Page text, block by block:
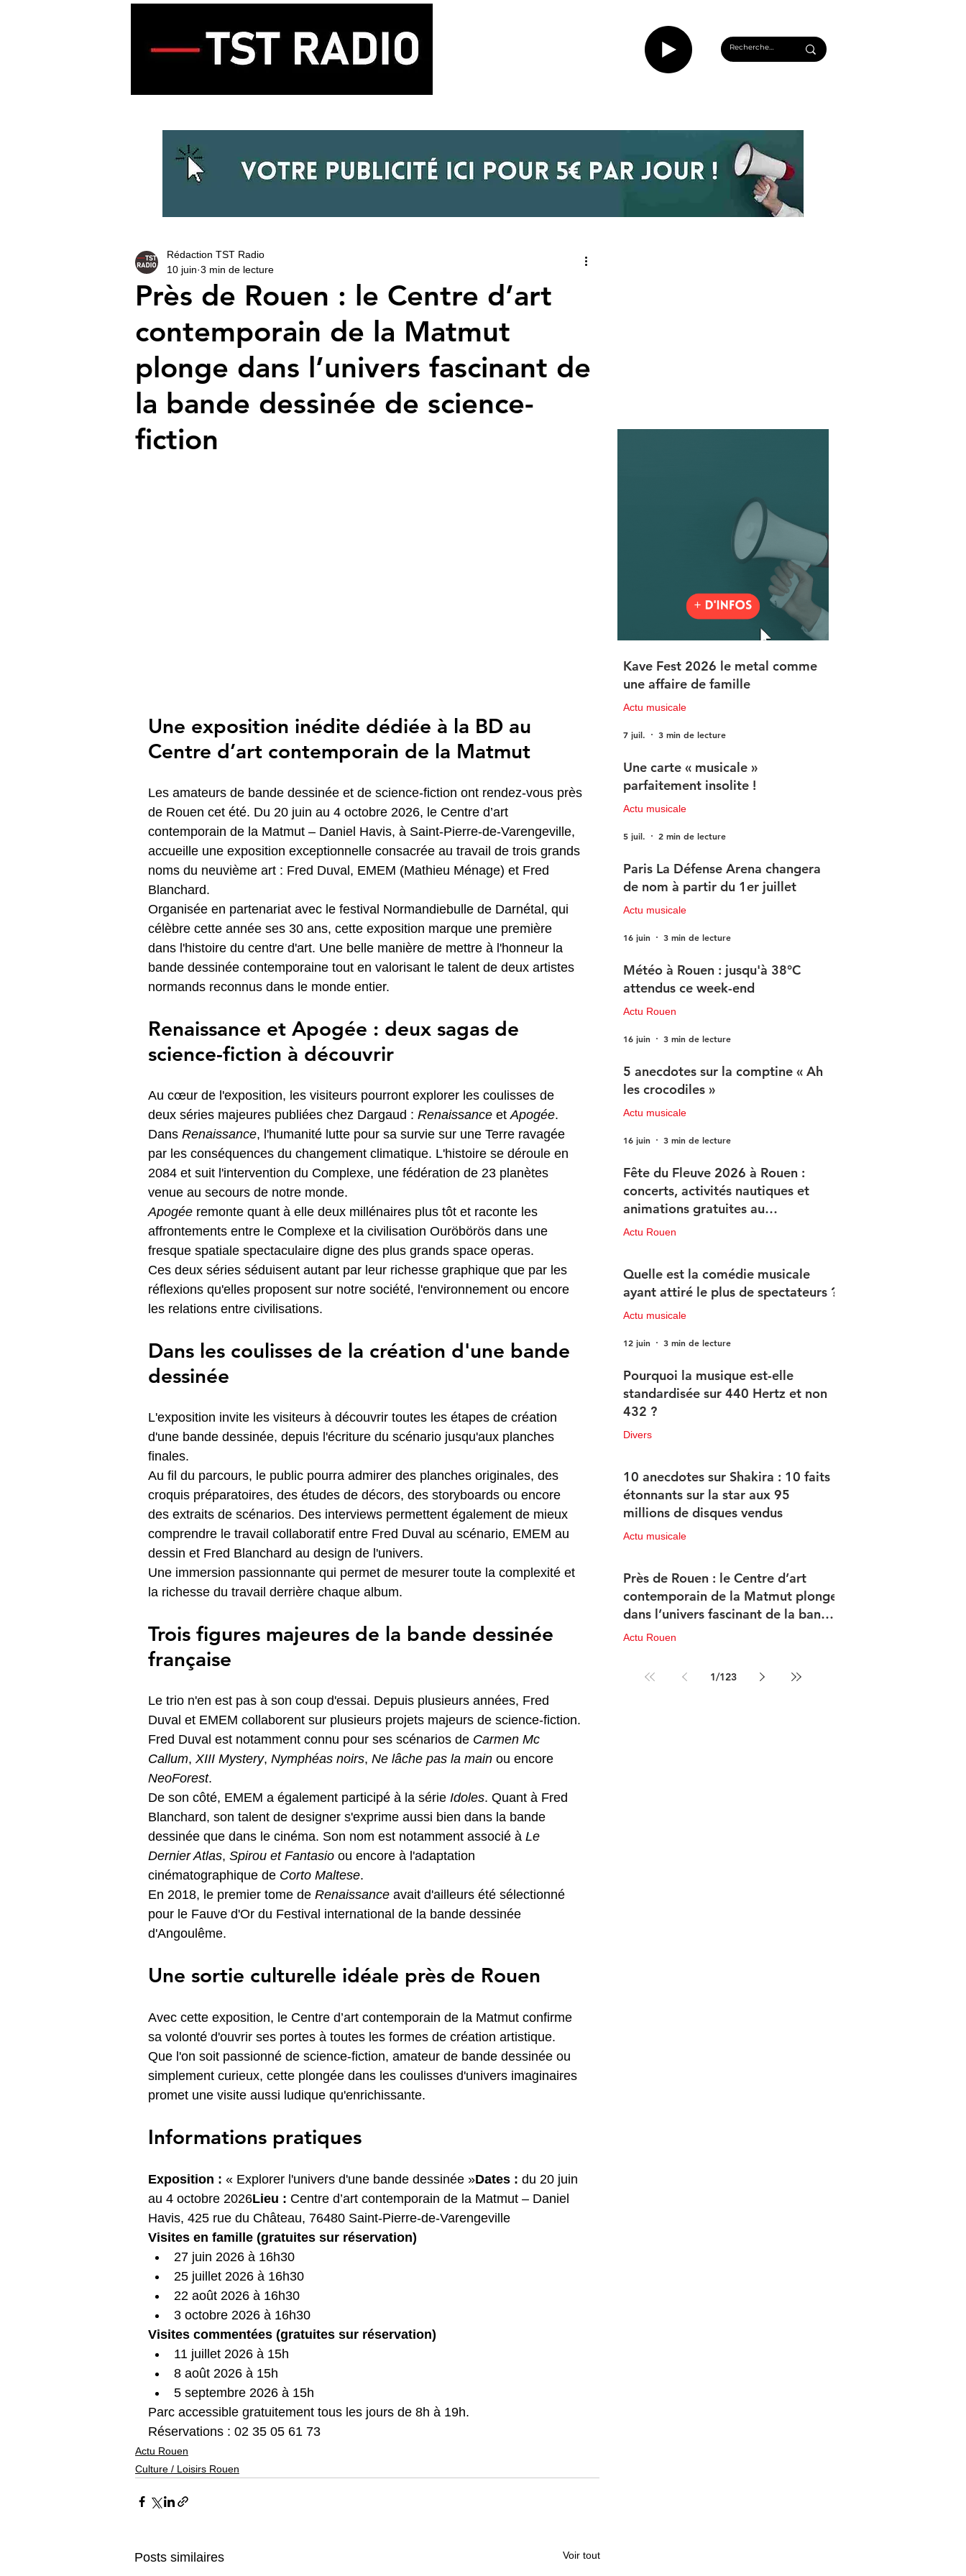
Près de Rouen : le Centre d’art
contemporain de la Matmut
plonge dans l’univers fascinant de
la bande dessinée de science-
fiction
Rédaction TST Radio
10 juin 3 min de lecture
Une exposition inédite dédiée à la BD au
Centre d’art contemporain de la Matmut
Les amateurs de bande dessinée et de science-fiction ont rendez-vous près
de Rouen cet été. Du 20 juin au 4 octobre 2026, le Centre d’art
contemporain de la Matmut – Daniel Havis, à Saint-Pierre-de-Varengeville,
accueille une exposition exceptionnelle consacrée au travail de trois grands
noms du neuvième art : Fred Duval, EMEM (Mathieu Ménage) et Fred
Blanchard.
Organisée en partenariat avec le festival Normandiebulle de Darnétal, qui
célèbre cette année ses 30 ans, cette exposition marque une première
dans l'histoire du centre d'art. Une belle manière de mettre à l'honneur la
bande dessinée contemporaine tout en valorisant le talent de deux artistes
normands reconnus dans le monde entier.
Renaissance et Apogée : deux sagas de
science-fiction à découvrir
Au cœur de l'exposition, les visiteurs pourront explorer les coulisses de
deux séries majeures publiées chez Dargaud : Renaissance et Apogée.
Dans Renaissance, l'humanité lutte pour sa survie sur une Terre ravagée
par les conséquences du changement climatique. L'histoire se déroule en
2084 et suit l'intervention du Complexe, une fédération de 23 planètes
venue au secours de notre monde.
Apogée remonte quant à elle deux millénaires plus tôt et raconte les
affrontements entre le Complexe et la civilisation Ouröbörös dans une
fresque spatiale spectaculaire digne des plus grands space operas.
Ces deux séries séduisent autant par leur richesse graphique que par les
réflexions qu'elles proposent sur notre société, l'environnement ou encore
les relations entre civilisations.
Dans les coulisses de la création d'une bande
dessinée
L'exposition invite les visiteurs à découvrir toutes les étapes de création
d'une bande dessinée, depuis l'écriture du scénario jusqu'aux planches
finales.
Au fil du parcours, le public pourra admirer des planches originales, des
croquis préparatoires, des études de décors, des storyboards ou encore
des extraits de scénarios. Des interviews permettent également de mieux
comprendre le travail collaboratif entre Fred Duval au scénario, EMEM au
dessin et Fred Blanchard au design de l'univers.
Une immersion passionnante qui permet de mesurer toute la complexité et
la richesse du travail derrière chaque album.
Trois figures majeures de la bande dessinée
française
Le trio n'en est pas à son coup d'essai. Depuis plusieurs années, Fred
Duval et EMEM collaborent sur plusieurs projets majeurs de science-fiction.
Fred Duval est notamment connu pour ses scénarios de Carmen Mc
Callum, XIII Mystery, Nymphéas noirs, Ne lâche pas la main ou encore
NeoForest.
De son côté, EMEM a également participé à la série Idoles. Quant à Fred
Blanchard, son talent de designer s'exprime aussi bien dans la bande
dessinée que dans le cinéma. Son nom est notamment associé à Le
Dernier Atlas, Spirou et Fantasio ou encore à l'adaptation
cinématographique de Corto Maltese.
En 2018, le premier tome de Renaissance avait d'ailleurs été sélectionné
pour le Fauve d'Or du Festival international de la bande dessinée
d'Angoulême.
Une sortie culturelle idéale près de Rouen
Avec cette exposition, le Centre d’art contemporain de la Matmut confirme
sa volonté d'ouvrir ses portes à toutes les formes de création artistique.
Que l'on soit passionné de science-fiction, amateur de bande dessinée ou
simplement curieux, cette plongée dans les coulisses d'univers imaginaires
promet une visite aussi ludique qu'enrichissante.
Informations pratiques
Exposition : « Explorer l'univers d'une bande dessinée »Dates : du 20 juin
au 4 octobre 2026Lieu : Centre d’art contemporain de la Matmut – Daniel
Havis, 425 rue du Château, 76480 Saint-Pierre-de-Varengeville
Visites en famille (gratuites sur réservation)
27 juin 2026 à 16h30
25 juillet 2026 à 16h30
22 août 2026 à 16h30
3 octobre 2026 à 16h30
Visites commentées (gratuites sur réservation)
11 juillet 2026 à 15h
8 août 2026 à 15h
5 septembre 2026 à 15h
Parc accessible gratuitement tous les jours de 8h à 19h.
Réservations : 02 35 05 61 73
Actu Rouen
Culture / Loisirs Rouen
Posts similaires Voir tout
Kave Fest 2026 le metal comme
une affaire de famille
Actu musicale
7 juil. 3 min de lecture
Une carte « musicale »
parfaitement insolite !
Actu musicale
5 juil. 2 min de lecture
Paris La Défense Arena changera
de nom à partir du 1er juillet
Actu musicale
16 juin 3 min de lecture
Météo à Rouen : jusqu'à 38°C
attendus ce week-end
Actu Rouen
16 juin 3 min de lecture
5 anecdotes sur la comptine « Ah
les crocodiles »
Actu musicale
16 juin 3 min de lecture
Fête du Fleuve 2026 à Rouen :
concerts, activités nautiques et
animations gratuites au
programme
Actu Rouen
Quelle est la comédie musicale
ayant attiré le plus de spectateurs ?
Actu musicale
12 juin 3 min de lecture
Pourquoi la musique est-elle
standardisée sur 440 Hertz et non
432 ?
Divers
10 anecdotes sur Shakira : 10 faits
étonnants sur la star aux 95
millions de disques vendus
Actu musicale
Près de Rouen : le Centre d’art
contemporain de la Matmut plonge
dans l’univers fascinant de la bande
dessinée de science-fiction
Actu Rouen
1/123